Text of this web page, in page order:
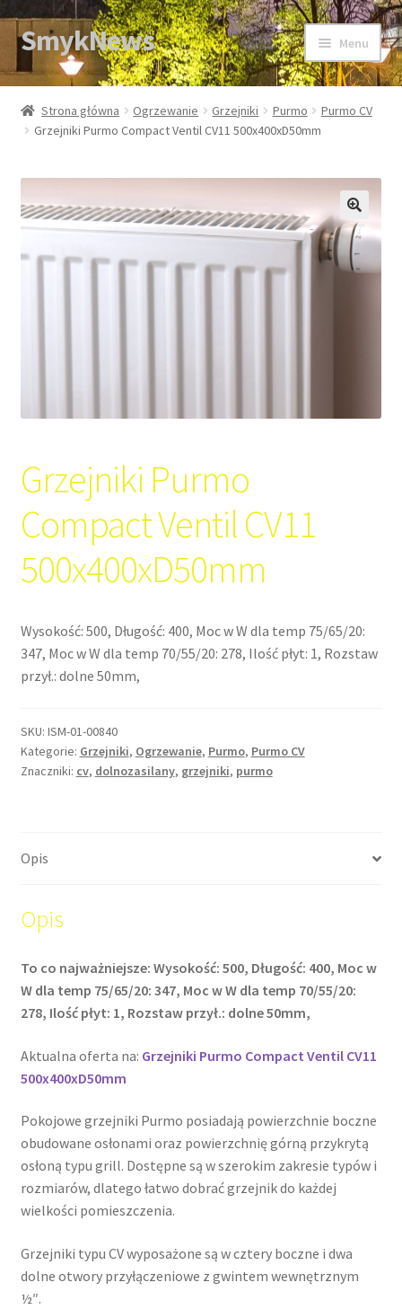
Przejdź
do
nawigacji
Przejdź
do
treści
SmykNews Menu
Strona główna
Strona główna Ogrzewanie Grzejniki Purmo
Purmo CV
Grzejniki Purmo Compact Ventil CV11 500x400xD50mm
Grzejniki Purmo
Compact Ventil CV11
500x400xD50mm
Wysokość: 500, Długość: 400, Moc w W dla temp 75/65/20:
347, Moc w W dla temp 70/55/20: 278, Ilość płyt: 1, Rozstaw
przył.: dolne 50mm,
SKU: ISM-01-00840
Kategorie: Grzejniki, Ogrzewanie, Purmo, Purmo CV
Znaczniki: cv, dolnozasilany, grzejniki, purmo
Opis
Opis
To co najważniejsze: Wysokość: 500, Długość: 400, Moc w
W dla temp 75/65/20: 347, Moc w W dla temp 70/55/20:
278, Ilość płyt: 1, Rozstaw przył.: dolne 50mm,
Aktualna oferta na: Grzejniki Purmo Compact Ventil CV11
500x400xD50mm
Pokojowe grzejniki Purmo posiadają powierzchnie boczne
obudowane osłonami oraz powierzchnię górną przykrytą
osłoną typu grill. Dostępne są w szerokim zakresie typów i
rozmiarów, dlatego łatwo dobrać grzejnik do każdej
wielkości pomieszczenia.
Grzejniki typu CV wyposażone są w cztery boczne i dwa
dolne otwory przyłączeniowe z gwintem wewnętrznym
½″.